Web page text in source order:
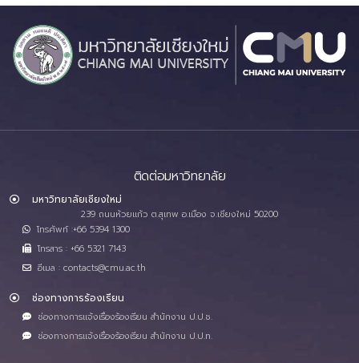
ติดต่อมหาวิทยาลัย
มหาวิทยาลัยเชียงใหม่
239 ถนนห้วยแก้ว ต.สุเทพ อ.เมือง จ.เชียงใหม่ 50200
โทรศัพท์ :+66 5394 1300
โทรสาร : +66 5321 7143
อีเมล : contacts@cmu.ac.th
ช่องทางการร้องเรียน
ช่องทางการแจ้งเรื่องร้องเรียน สำนักงาน ป.ป.ช.
ช่องทางการแจ้งเรื่องร้องเรียน สำนักงาน ป.ป.ท.